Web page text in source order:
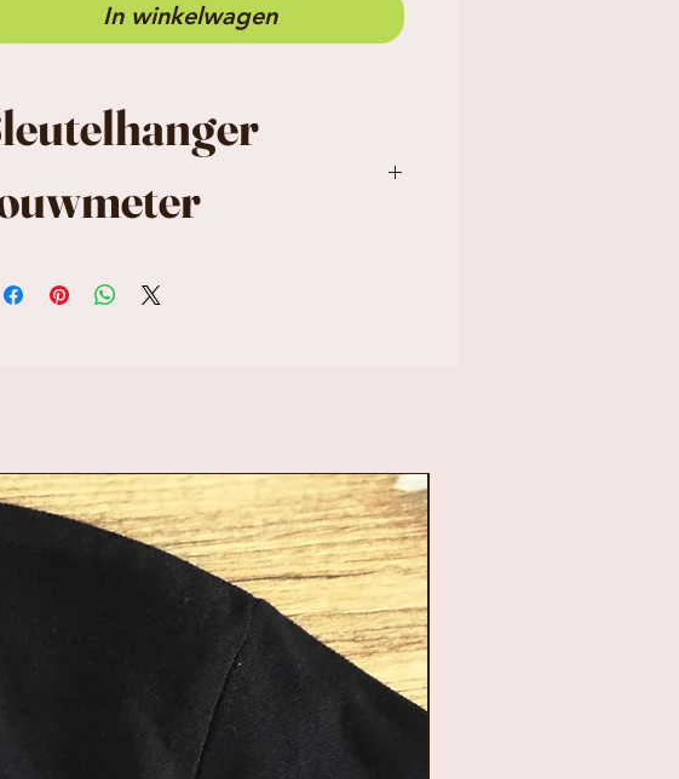
In winkelwagen
Afmetingen
compacte vouwmeter is
om snel een meting te
De compacte vouwmeter
een uitgevouwen lengte van
meter. Een perfect formaatje
altijd bij de hand te hebben.